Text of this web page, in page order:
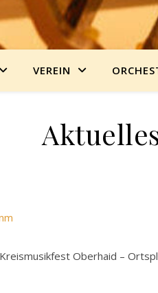
VEREIN
Oberhaid –